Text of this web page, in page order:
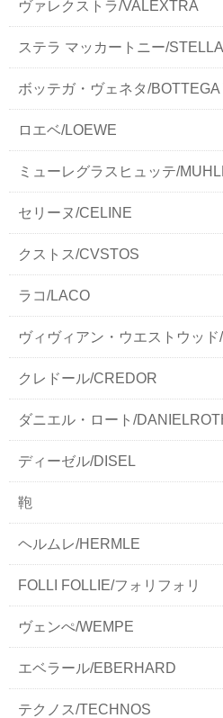
ヴァレクストラ/VALEXTRA
ステラ マッカートニー/
ボッテガ・ヴェネタ/
ロエベ/LOEWE
ミューレグラスヒュッテ/
セリーヌ/CELINE
クストス/CVSTOS
ラコ/LACO
ヴィヴィアン・ウエストウッ
クレドール/CREDOR
ダニエル・ロート/
ディーゼル/DISEL
鞄
ヘルムレ/HERMLE
FOLLI FOLLIE/フォリフォリ
ヴェンぺ/WEMPE
エベラール/EBERHARD
テクノス/TECHNOS